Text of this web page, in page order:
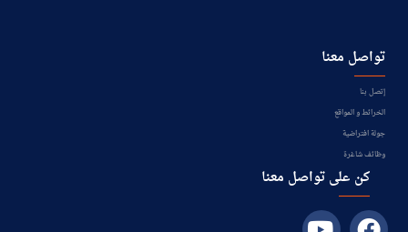
تواصل معنا
إتصل بنا
الخرائط و المواقع
جولة افتراضية
وظائف شاغرة
كن على تواصل معنا